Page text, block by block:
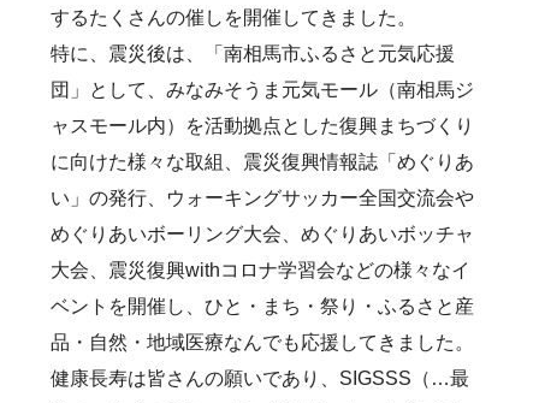
するたくさんの催しを開催してきました。
特に、震災後は、「南相馬市ふるさと元気応援
団」として、みなみそうま元気モール（南相馬ジ
ャスモール内）を活動拠点とした復興まちづくり
に向けた様々な取組、震災復興情報誌「めぐりあ
い」の発行、ウォーキングサッカー全国交流会や
めぐりあいボーリング大会、めぐりあいボッチャ
大会、震災復興withコロナ学習会などの様々なイ
ベントを開催し、ひと・まち・祭り・ふるさと産
品・自然・地域医療なんでも応援してきました。
健康長寿は皆さんの願いであり、SIGSSS（…最